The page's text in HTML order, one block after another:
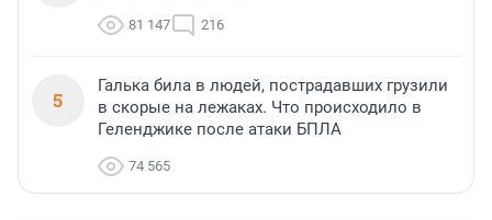
81 147 216
5
Галька била в людей, пострадавших грузили
в скорые на лежаках. Что происходило в
Геленджике после атаки БПЛА
74 565